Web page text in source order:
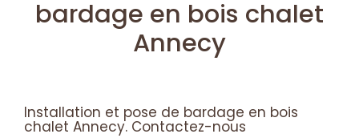
bardage en bois chalet
Annecy
Installation et pose de bardage en bois
chalet Annecy. Contactez-nous